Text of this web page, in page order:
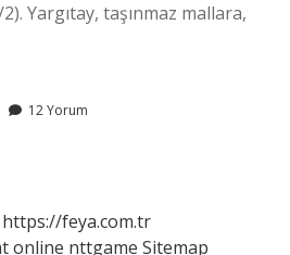
Yargıtay, taşınmaz mallara,
12 Yorum
https://feya.com.tr
online nttgame Sitemap